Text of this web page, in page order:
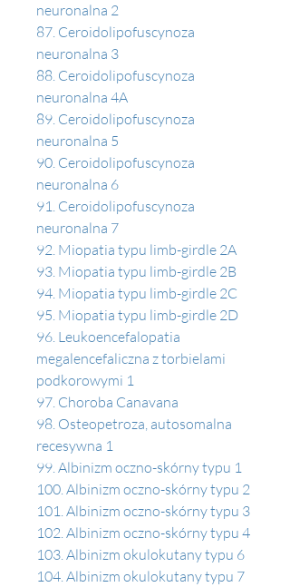
neuronalna 2
87. Ceroidolipofuscynoza
neuronalna 3
88. Ceroidolipofuscynoza
neuronalna 4A
89. Ceroidolipofuscynoza
neuronalna 5
90. Ceroidolipofuscynoza
neuronalna 6
91. Ceroidolipofuscynoza
neuronalna 7
92. Miopatia typu limb-girdle 2A
93. Miopatia typu limb-girdle 2B
94. Miopatia typu limb-girdle 2C
95. Miopatia typu limb-girdle 2D
96. Leukoencefalopatia
megalencefaliczna z torbielami
podkorowymi 1
97. Choroba Canavana
98. Osteopetroza, autosomalna
recesywna 1
99. Albinizm oczno-skórny typu 1
100. Albinizm oczno-skórny typu 2
101. Albinizm oczno-skórny typu 3
102. Albinizm oczno-skórny typu 4
103. Albinizm okulokutany typu 6
104. Albinizm okulokutany typu 7